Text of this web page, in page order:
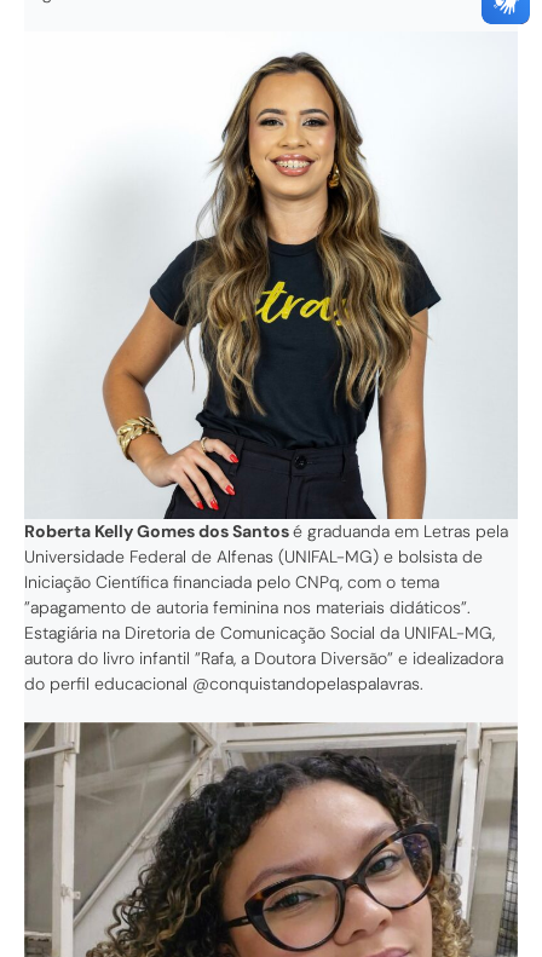
Roberta Kelly Gomes dos Santosé graduanda em Letras pela
Universidade Federal de Alfenas (UNIFAL-MG) e bolsista de
Iniciação Científica financiada pelo CNPq, com o tema
”apagamento de autoria feminina nos materiais didáticos”.
Estagiária na Diretoria de Comunicação Social da UNIFAL-MG,
autora do livro infantil ”Rafa, a Doutora Diversão” e idealizadora
do perfil educacional @conquistandopelaspalavras.